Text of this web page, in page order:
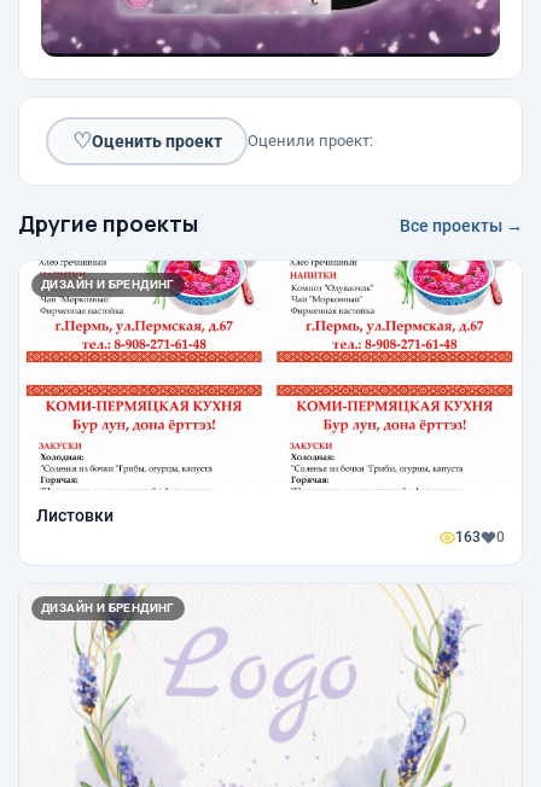
♡Оценить проект Оценили проект:
Другие проекты Все проекты →
ДИЗАЙН И БРЕНДИНГ
Листовки
163 0
ДИЗАЙН И БРЕНДИНГ